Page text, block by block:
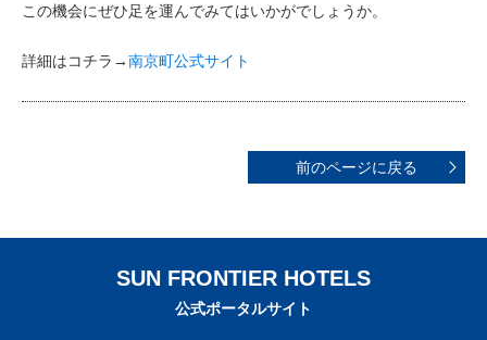
この機会にぜひ足を運んでみてはいかがでしょうか。
詳細はコチラ→南京町公式サイト
前のページに戻る
SUN FRONTIER HOTELS
公式ポータルサイト